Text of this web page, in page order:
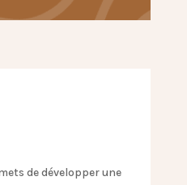
de développer une